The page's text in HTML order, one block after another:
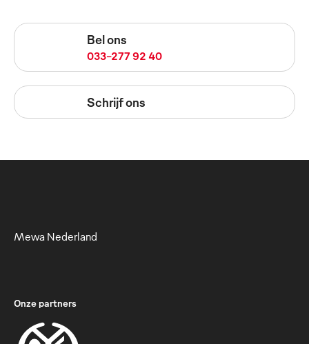
Bel ons
033-277 92 40
Schrijf ons
Mewa Nederland
Onze partners